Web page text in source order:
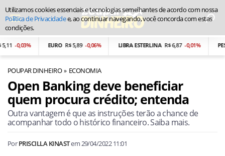
-0,03% EURO R$ 5,89 -0,06% LIBRA ESTERLINA R$ 6,87 -0,01%
POUPAR DINHEIRO ECONOMIA
Open Banking deve beneficiar
quem procura crédito; entenda
Outra vantagem é que as instruções terão a chance de
acompanhar todo o histórico financeiro. Saiba mais.
PorPRISCILLA KINASTem29/04/2022 11:01
Utilizamos cookies essenciais e tecnologias semelhantes de acordo com nossa
Política de Privacidadee, ao continuar navegando, você concorda com estas
condições.